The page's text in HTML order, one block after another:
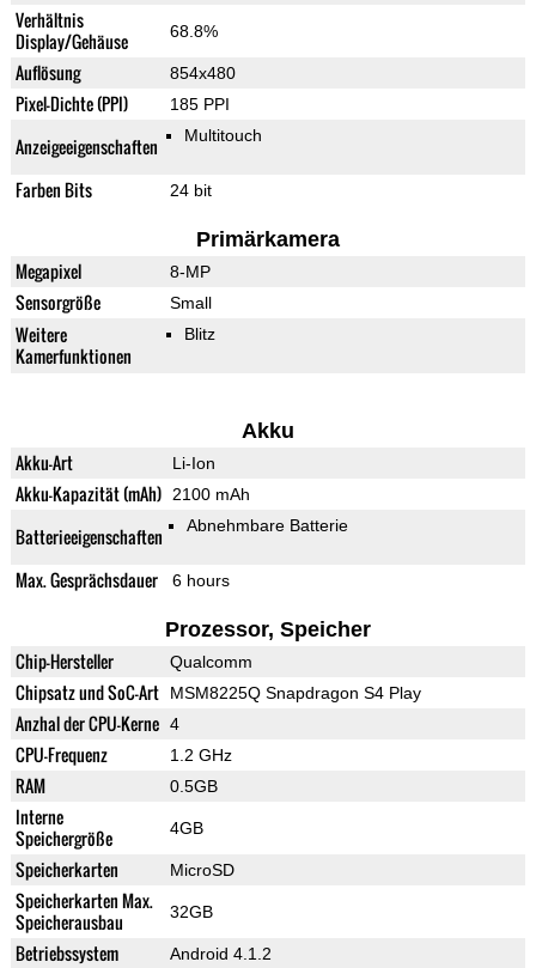
Verhältnis
Display/Gehäuse
68.8%
Auflösung 854x480
Pixel-Dichte (PPI) 185 PPI
Anzeigeeigenschaften Multitouch
Farben Bits 24 bit
Primärkamera
Megapixel 8-MP
Sensorgröße Small
Weitere
Kamerfunktionen
Blitz
Akku
Akku-Art Li-Ion
Akku-Kapazität (mAh) 2100 mAh
Batterieeigenschaften Abnehmbare Batterie
Max. Gesprächsdauer 6 hours
Prozessor, Speicher
Chip-Hersteller Qualcomm
Chipsatz und SoC-Art MSM8225Q Snapdragon S4 Play
Anzhal der CPU-Kerne 4
CPU-Frequenz 1.2 GHz
RAM 0.5GB
Interne
Speichergröße
4GB
Speicherkarten MicroSD
Speicherkarten Max.
Speicherausbau
32GB
Betriebssystem Android 4.1.2